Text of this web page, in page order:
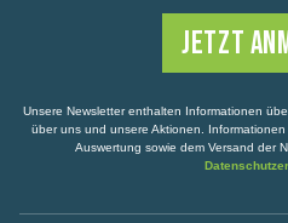
Unsere Newsletter enthalten Informationen
über uns und unsere Aktionen.
Auswertung sowie dem Versand der